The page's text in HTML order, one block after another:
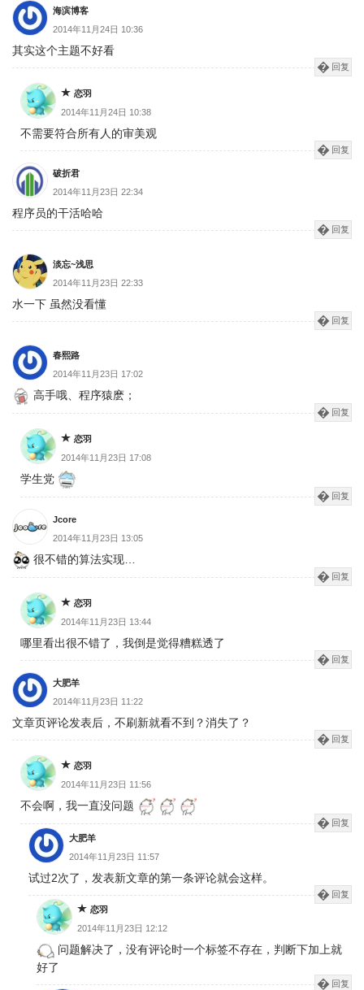
海滨博客
2014年11月24日 10:36
其实这个主题不好看
回复
恋羽
2014年11月24日 10:38
不需要符合所有人的审美观
回复
破折君
2014年11月23日 22:34
程序员的干活哈哈
回复
淡忘~浅思
2014年11月23日 22:33
水一下 虽然没看懂
回复
春熙路
2014年11月23日 17:02
高手哦、程序猿麽；
回复
恋羽
2014年11月23日 17:08
学生党
回复
Jcore
2014年11月23日 13:05
很不错的算法实现…
回复
恋羽
2014年11月23日 13:44
哪里看出很不错了，我倒是觉得糟糕透了
回复
大肥羊
2014年11月23日 11:22
文章页评论发表后，不刷新就看不到？消失了？
回复
恋羽
2014年11月23日 11:56
不会啊，我一直没问题
回复
大肥羊
2014年11月23日 11:57
试过2次了，发表新文章的第一条评论就会这样。
回复
恋羽
2014年11月23日 12:12
问题解决了，没有评论时一个标签不存在，判断下加上就
好了
回复